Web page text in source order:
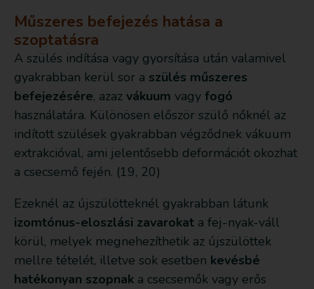
Műszeres befejezés hatása a
szoptatásra
A szülés indítása vagy gyorsítása után valamivel
gyakrabban kerül sor a szülés műszeres
befejezésére, azaz vákuum vagy fogó
használatára. Különösen először szülő nőknél az
indított szülések gyakrabban végződnek vákuum
extrakcióval, ami jelentősebb deformációt okozhat
a csecsemő fején. (19, 20)
Ezeknél az újszülötteknél gyakrabban látunk
izomtónus-eloszlási zavarokat a fej-nyak-váll
körül, melyek megnehezíthetik az újszülöttek
mellre tételét, illetve sok esetben kevésbé
hatékonyan szopnak a csecsemők vagy erős